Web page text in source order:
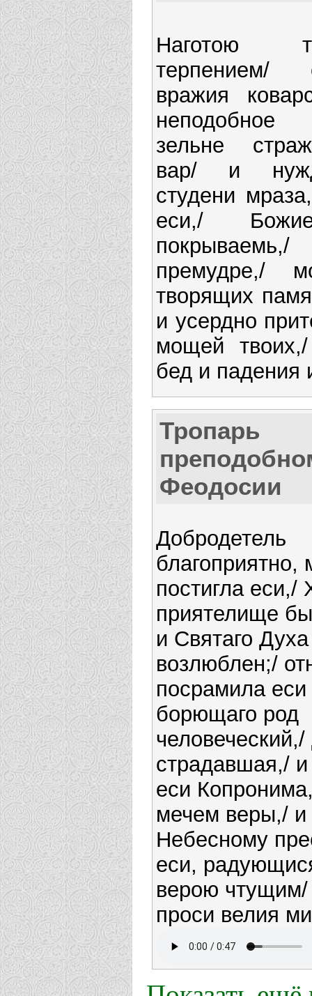
Наготою
терпением/
вражия
зельне
вар/ и
студени
еси,/
премудре,/
творящих
и усердно
мощей
бед и падения
Тропарь
Феодосии
Добродетель
благоприятно,
постигла еси,/
приятелище
и Святаго
возлюблен;/
посрамила еси
борющаго род
страдавшая,/ и
еси
мечем веры,/ и
Небесному
еси,
верою чтущим/
проси велия